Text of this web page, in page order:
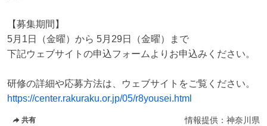
【募集期間】
5月1日（金曜）から 5月29日（金曜）まで
下記ウェブサイトの申込フォームよりお申込みください。
https://center.rakuraku.or.jp/05/r8yousei.html
共有 情報提供： 神奈川県